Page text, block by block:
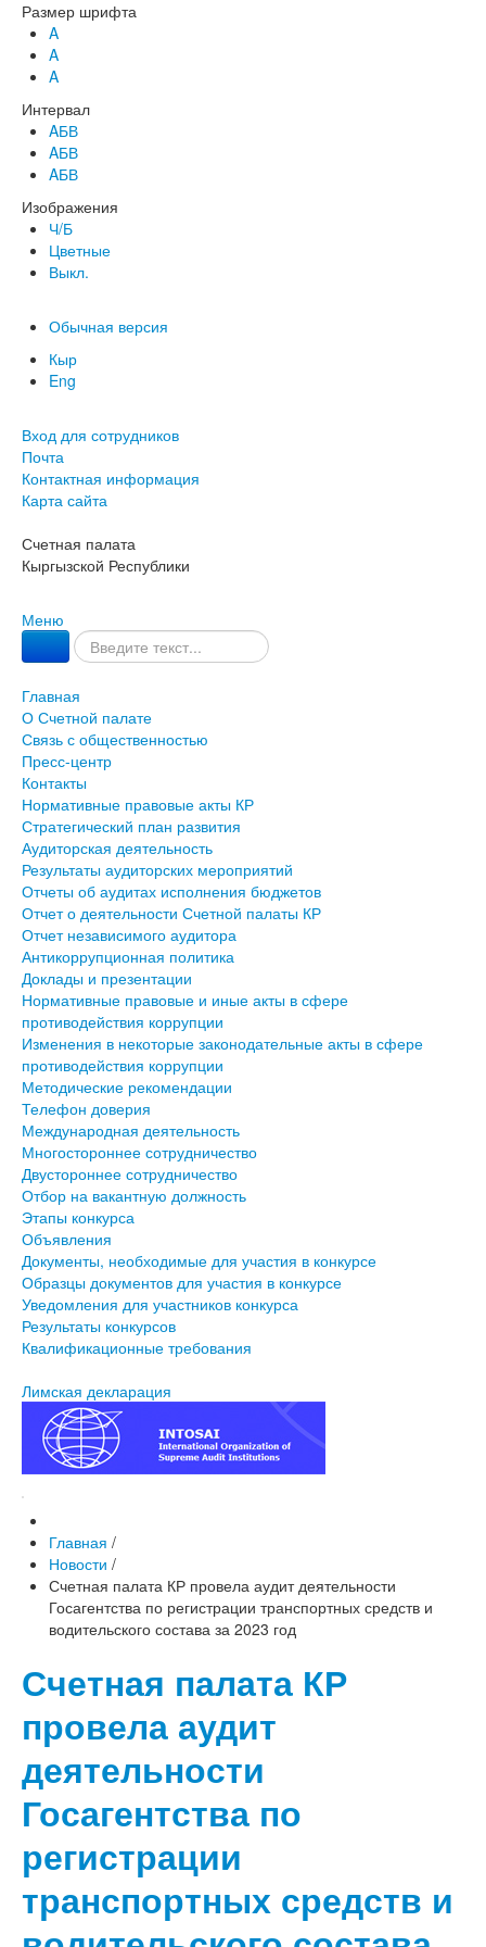
Размер шрифта
A
A
A
Интервал
AБВ
AБВ
AБВ
Изображения
Ч/Б
Цветные
Выкл.
Обычная версия
Кыр
Eng
Вход для сотрудников
Почта
Контактная информация
Карта сайта
Счетная палата
Кыргызской Республики
Меню
Главная
О Счетной палате
Связь с общественностью
Пресс-центр
Контакты
Нормативные правовые акты КР
Стратегический план развития
Аудиторская деятельность
Результаты аудиторских мероприятий
Отчеты об аудитах исполнения бюджетов
Отчет о деятельности Счетной палаты КР
Отчет независимого аудитора
Антикоррупционная политика
Доклады и презентации
Нормативные правовые и иные акты в сфере
противодействия коррупции
Изменения в некоторые законодательные акты в сфере
противодействия коррупции
Методические рекомендации
Телефон доверия
Международная деятельность
Многостороннее сотрудничество
Двустороннее сотрудничество
Отбор на вакантную должность
Этапы конкурса
Объявления
Документы, необходимые для участия в конкурсе
Образцы документов для участия в конкурсе
Уведомления для участников конкурса
Результаты конкурсов
Квалификационные требования
Лимская декларация
Главная /
Новости /
Счетная палата КР провела аудит деятельности
Госагентства по регистрации транспортных средств и
водительского состава за 2023 год
Счетная палата КР
провела аудит
деятельности
Госагентства по
регистрации
транспортных средств и